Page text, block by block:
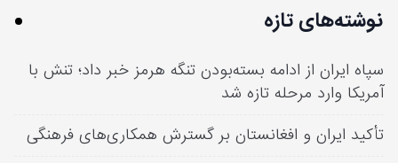
نوشته‌های تازه
سپاه ایران از ادامه بسته‌بودن تنگه هرمز خبر داد؛ تنش با
آمریکا وارد مرحله تازه شد
تأکید ایران و افغانستان بر گسترش همکاری‌های فرهنگی